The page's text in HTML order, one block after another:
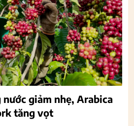
nước giảm nhẹ, Arabica
tăng vọt